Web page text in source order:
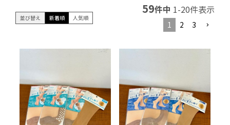
並び替え 新着順 人気順
59件中 1-20件表示
1 2 3